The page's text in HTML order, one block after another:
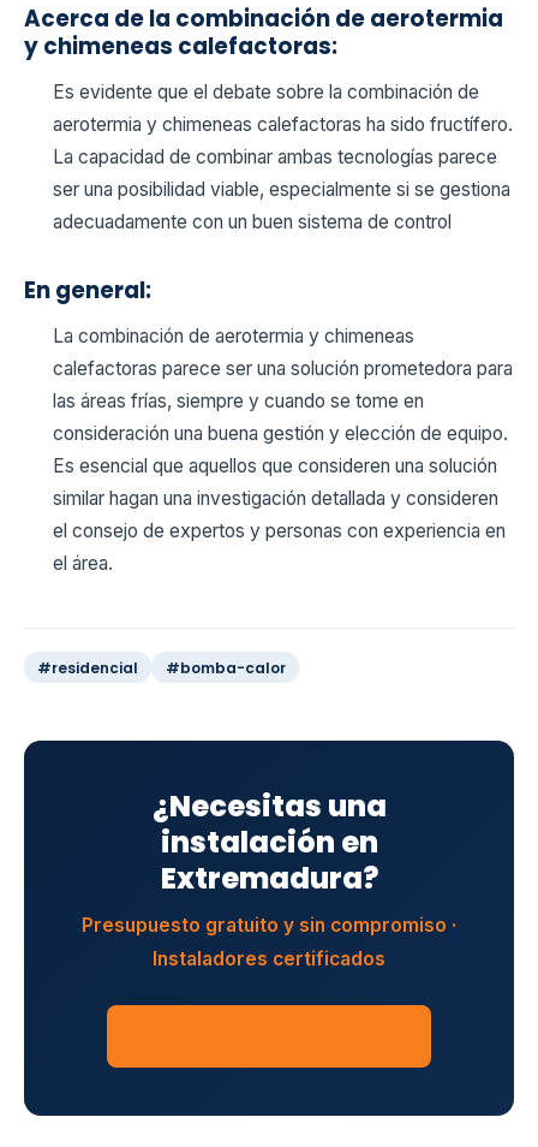
Acerca de la combinación de aerotermia
y chimeneas calefactoras:
Es evidente que el debate sobre la combinación de
aerotermia y chimeneas calefactoras ha sido fructífero.
La capacidad de combinar ambas tecnologías parece
ser una posibilidad viable, especialmente si se gestiona
adecuadamente con un buen sistema de control
En general:
La combinación de aerotermia y chimeneas
calefactoras parece ser una solución prometedora para
las áreas frías, siempre y cuando se tome en
consideración una buena gestión y elección de equipo.
Es esencial que aquellos que consideren una solución
similar hagan una investigación detallada y consideren
el consejo de expertos y personas con experiencia en
el área.
#residencial #bomba-calor
¿Necesitas una
instalación en
Extremadura?
Presupuesto gratuito y sin compromiso ·
Instaladores certificados